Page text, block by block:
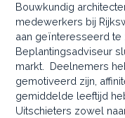
Bouwkundig
medewerkers bij
aan geïnteresseerd te
Beplantingsadviseur
markt. Deelnemers
gemotiveerd zijn,
gemiddelde leeftijd
Uitschieters zowel